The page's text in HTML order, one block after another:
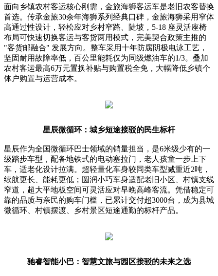
面向乡镇农村客运核心刚需，金旅海狮客运车是老旧农客替换
首选。传承金旅30余年海狮系列经典口碑，金旅海狮采用窄体
高通过性设计，轻松应对乡村窄路、陡坡，5-18 座灵活座椅
布局可快速切换客运与客货两用模式，完美契合政策主推的
"客货邮融合" 发展方向。整车采用十年防腐阴极电泳工艺，
坚固耐用故障率低，百公里能耗仅为同级燃油车的1/3。叠加
农村客运最高6万元置换补贴与购置税全免，大幅降低乡镇个
体户购置与运营成本。
星辰微循环：城乡短途接驳的民生标杆
星辰作为全国微循环巴士领域的销量担当，是6米级少有的一
级踏步车型，配备地铁式的电动塞拉门，老人孩童一步上下
车，适老化设计拉满。超轻量化车身较同类车型减重近2吨，
续航更长、能耗更低；圆润小巧车身适配老旧小区、村镇支线
窄道，超大平地板空间可灵活应对早晚高峰客流。凭借稳定可
靠的品质与亲民的购车门槛，已累计交付超3000台，成为县城
微循环、村镇摆渡、乡村景区短途通勤的标杆产品。
驰睿智能小巴：智慧文旅与园区接驳的未来之选